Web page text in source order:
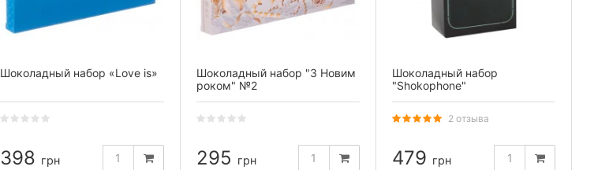
Шоколадный набор «Love is»
398 грн
Шоколадный набор "З Новим
роком" №2
295 грн
Шоколадный набор
"Shokophone"
2 отзыва
479 грн